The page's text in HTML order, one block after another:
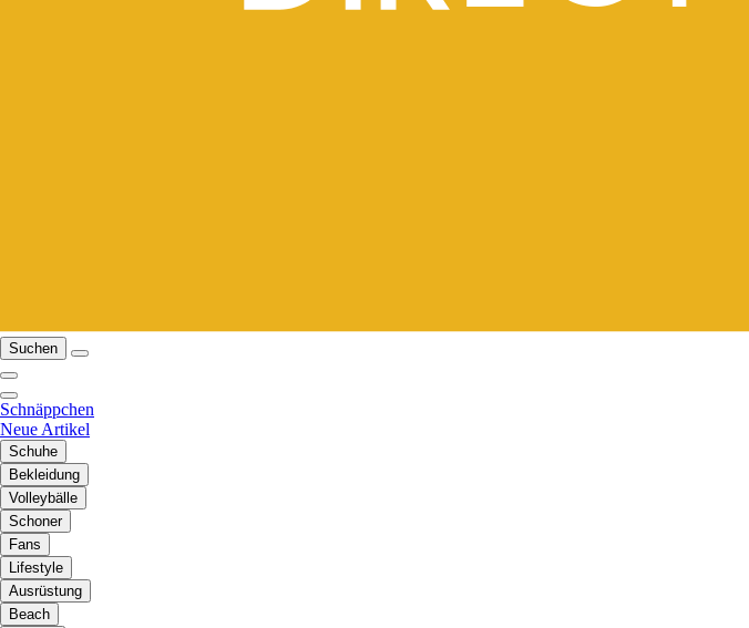
Suchen
Schnäppchen
Neue Artikel
Schuhe
Bekleidung
Volleybälle
Schoner
Fans
Lifestyle
Ausrüstung
Beach